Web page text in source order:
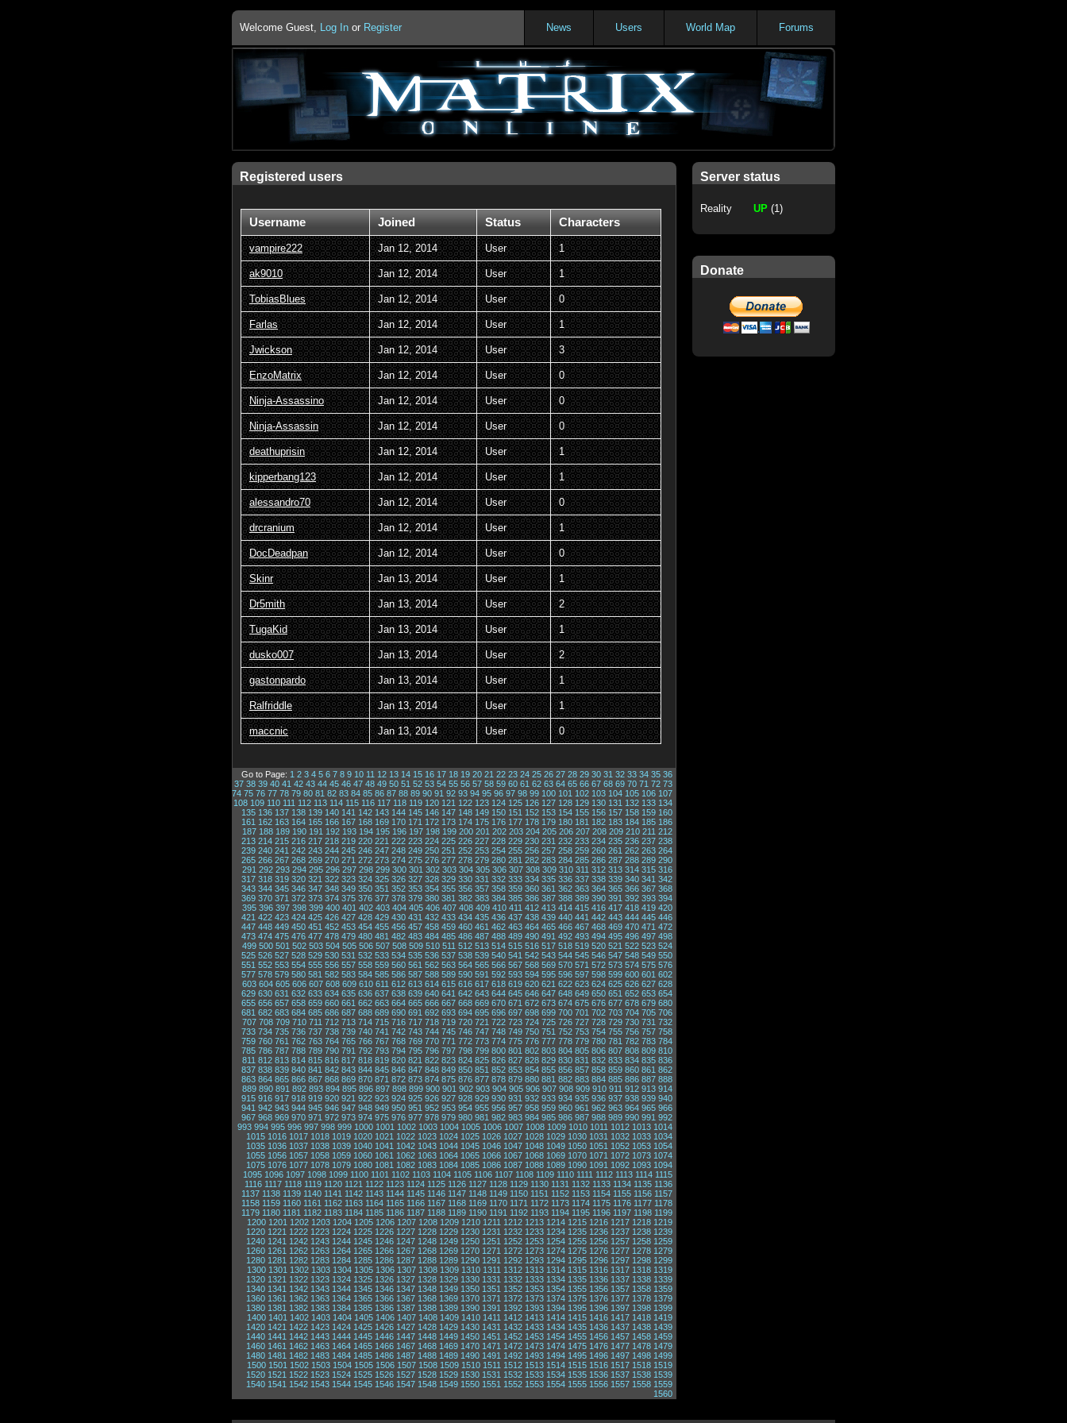
Welcome Guest, Log In or Register Forums
World Map
Users
News
Registered users
Username Joined Status Characters
vampire222 Jan 12, 2014 User 1
ak9010 Jan 12, 2014 User 1
TobiasBlues Jan 12, 2014 User 0
Farlas Jan 12, 2014 User 1
Jwickson Jan 12, 2014 User 3
EnzoMatrix Jan 12, 2014 User 0
Ninja-Assassino Jan 12, 2014 User 0
Ninja-Assassin Jan 12, 2014 User 0
deathuprisin Jan 12, 2014 User 1
kipperbang123 Jan 12, 2014 User 1
alessandro70 Jan 12, 2014 User 0
drcranium Jan 12, 2014 User 1
DocDeadpan Jan 12, 2014 User 0
Skinr Jan 13, 2014 User 1
Dr5mith Jan 13, 2014 User 2
TugaKid Jan 13, 2014 User 1
dusko007 Jan 13, 2014 User 2
gastonpardo Jan 13, 2014 User 1
Ralfriddle Jan 13, 2014 User 1
maccnic Jan 13, 2014 User 0
Go to Page: 1 2 3 4 5 6 7 8 9 10 11 12 13 14 15 16 17 18 19 20 21 22 23 24 25 26 27 28 29 30 31 32 33 34 35 36
37 38 39 40 41 42 43 44 45 46 47 48 49 50 51 52 53 54 55 56 57 58 59 60 61 62 63 64 65 66 67 68 69 70 71 72 73
74 75 76 77 78 79 80 81 82 83 84 85 86 87 88 89 90 91 92 93 94 95 96 97 98 99 100 101 102 103 104 105 106 107
108 109 110 111 112 113 114 115 116 117 118 119 120 121 122 123 124 125 126 127 128 129 130 131 132 133 134
135 136 137 138 139 140 141 142 143 144 145 146 147 148 149 150 151 152 153 154 155 156 157 158 159 160
161 162 163 164 165 166 167 168 169 170 171 172 173 174 175 176 177 178 179 180 181 182 183 184 185 186
187 188 189 190 191 192 193 194 195 196 197 198 199 200 201 202 203 204 205 206 207 208 209 210 211 212
213 214 215 216 217 218 219 220 221 222 223 224 225 226 227 228 229 230 231 232 233 234 235 236 237 238
239 240 241 242 243 244 245 246 247 248 249 250 251 252 253 254 255 256 257 258 259 260 261 262 263 264
265 266 267 268 269 270 271 272 273 274 275 276 277 278 279 280 281 282 283 284 285 286 287 288 289 290
291 292 293 294 295 296 297 298 299 300 301 302 303 304 305 306 307 308 309 310 311 312 313 314 315 316
317 318 319 320 321 322 323 324 325 326 327 328 329 330 331 332 333 334 335 336 337 338 339 340 341 342
343 344 345 346 347 348 349 350 351 352 353 354 355 356 357 358 359 360 361 362 363 364 365 366 367 368
369 370 371 372 373 374 375 376 377 378 379 380 381 382 383 384 385 386 387 388 389 390 391 392 393 394
395 396 397 398 399 400 401 402 403 404 405 406 407 408 409 410 411 412 413 414 415 416 417 418 419 420
421 422 423 424 425 426 427 428 429 430 431 432 433 434 435 436 437 438 439 440 441 442 443 444 445 446
447 448 449 450 451 452 453 454 455 456 457 458 459 460 461 462 463 464 465 466 467 468 469 470 471 472
473 474 475 476 477 478 479 480 481 482 483 484 485 486 487 488 489 490 491 492 493 494 495 496 497 498
499 500 501 502 503 504 505 506 507 508 509 510 511 512 513 514 515 516 517 518 519 520 521 522 523 524
525 526 527 528 529 530 531 532 533 534 535 536 537 538 539 540 541 542 543 544 545 546 547 548 549 550
551 552 553 554 555 556 557 558 559 560 561 562 563 564 565 566 567 568 569 570 571 572 573 574 575 576
577 578 579 580 581 582 583 584 585 586 587 588 589 590 591 592 593 594 595 596 597 598 599 600 601 602
603 604 605 606 607 608 609 610 611 612 613 614 615 616 617 618 619 620 621 622 623 624 625 626 627 628
629 630 631 632 633 634 635 636 637 638 639 640 641 642 643 644 645 646 647 648 649 650 651 652 653 654
655 656 657 658 659 660 661 662 663 664 665 666 667 668 669 670 671 672 673 674 675 676 677 678 679 680
681 682 683 684 685 686 687 688 689 690 691 692 693 694 695 696 697 698 699 700 701 702 703 704 705 706
707 708 709 710 711 712 713 714 715 716 717 718 719 720 721 722 723 724 725 726 727 728 729 730 731 732
733 734 735 736 737 738 739 740 741 742 743 744 745 746 747 748 749 750 751 752 753 754 755 756 757 758
759 760 761 762 763 764 765 766 767 768 769 770 771 772 773 774 775 776 777 778 779 780 781 782 783 784
785 786 787 788 789 790 791 792 793 794 795 796 797 798 799 800 801 802 803 804 805 806 807 808 809 810
811 812 813 814 815 816 817 818 819 820 821 822 823 824 825 826 827 828 829 830 831 832 833 834 835 836
837 838 839 840 841 842 843 844 845 846 847 848 849 850 851 852 853 854 855 856 857 858 859 860 861 862
863 864 865 866 867 868 869 870 871 872 873 874 875 876 877 878 879 880 881 882 883 884 885 886 887 888
889 890 891 892 893 894 895 896 897 898 899 900 901 902 903 904 905 906 907 908 909 910 911 912 913 914
915 916 917 918 919 920 921 922 923 924 925 926 927 928 929 930 931 932 933 934 935 936 937 938 939 940
941 942 943 944 945 946 947 948 949 950 951 952 953 954 955 956 957 958 959 960 961 962 963 964 965 966
967 968 969 970 971 972 973 974 975 976 977 978 979 980 981 982 983 984 985 986 987 988 989 990 991 992
993 994 995 996 997 998 999 1000 1001 1002 1003 1004 1005 1006 1007 1008 1009 1010 1011 1012 1013 1014
1015 1016 1017 1018 1019 1020 1021 1022 1023 1024 1025 1026 1027 1028 1029 1030 1031 1032 1033 1034
1035 1036 1037 1038 1039 1040 1041 1042 1043 1044 1045 1046 1047 1048 1049 1050 1051 1052 1053 1054
1055 1056 1057 1058 1059 1060 1061 1062 1063 1064 1065 1066 1067 1068 1069 1070 1071 1072 1073 1074
1075 1076 1077 1078 1079 1080 1081 1082 1083 1084 1085 1086 1087 1088 1089 1090 1091 1092 1093 1094
1095 1096 1097 1098 1099 1100 1101 1102 1103 1104 1105 1106 1107 1108 1109 1110 1111 1112 1113 1114 1115
1116 1117 1118 1119 1120 1121 1122 1123 1124 1125 1126 1127 1128 1129 1130 1131 1132 1133 1134 1135 1136
1137 1138 1139 1140 1141 1142 1143 1144 1145 1146 1147 1148 1149 1150 1151 1152 1153 1154 1155 1156 1157
1158 1159 1160 1161 1162 1163 1164 1165 1166 1167 1168 1169 1170 1171 1172 1173 1174 1175 1176 1177 1178
1179 1180 1181 1182 1183 1184 1185 1186 1187 1188 1189 1190 1191 1192 1193 1194 1195 1196 1197 1198 1199
1200 1201 1202 1203 1204 1205 1206 1207 1208 1209 1210 1211 1212 1213 1214 1215 1216 1217 1218 1219
1220 1221 1222 1223 1224 1225 1226 1227 1228 1229 1230 1231 1232 1233 1234 1235 1236 1237 1238 1239
1240 1241 1242 1243 1244 1245 1246 1247 1248 1249 1250 1251 1252 1253 1254 1255 1256 1257 1258 1259
1260 1261 1262 1263 1264 1265 1266 1267 1268 1269 1270 1271 1272 1273 1274 1275 1276 1277 1278 1279
1280 1281 1282 1283 1284 1285 1286 1287 1288 1289 1290 1291 1292 1293 1294 1295 1296 1297 1298 1299
1300 1301 1302 1303 1304 1305 1306 1307 1308 1309 1310 1311 1312 1313 1314 1315 1316 1317 1318 1319
1320 1321 1322 1323 1324 1325 1326 1327 1328 1329 1330 1331 1332 1333 1334 1335 1336 1337 1338 1339
1340 1341 1342 1343 1344 1345 1346 1347 1348 1349 1350 1351 1352 1353 1354 1355 1356 1357 1358 1359
1360 1361 1362 1363 1364 1365 1366 1367 1368 1369 1370 1371 1372 1373 1374 1375 1376 1377 1378 1379
1380 1381 1382 1383 1384 1385 1386 1387 1388 1389 1390 1391 1392 1393 1394 1395 1396 1397 1398 1399
1400 1401 1402 1403 1404 1405 1406 1407 1408 1409 1410 1411 1412 1413 1414 1415 1416 1417 1418 1419
1420 1421 1422 1423 1424 1425 1426 1427 1428 1429 1430 1431 1432 1433 1434 1435 1436 1437 1438 1439
1440 1441 1442 1443 1444 1445 1446 1447 1448 1449 1450 1451 1452 1453 1454 1455 1456 1457 1458 1459
1460 1461 1462 1463 1464 1465 1466 1467 1468 1469 1470 1471 1472 1473 1474 1475 1476 1477 1478 1479
1480 1481 1482 1483 1484 1485 1486 1487 1488 1489 1490 1491 1492 1493 1494 1495 1496 1497 1498 1499
1500 1501 1502 1503 1504 1505 1506 1507 1508 1509 1510 1511 1512 1513 1514 1515 1516 1517 1518 1519
1520 1521 1522 1523 1524 1525 1526 1527 1528 1529 1530 1531 1532 1533 1534 1535 1536 1537 1538 1539
1540 1541 1542 1543 1544 1545 1546 1547 1548 1549 1550 1551 1552 1553 1554 1555 1556 1557 1558 1559
1560
Server status
Reality UP(1)
Donate